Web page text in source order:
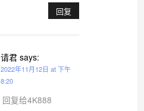
回复
请君 says:
2022年11月12日 at 下午
8:20
回复给4K888